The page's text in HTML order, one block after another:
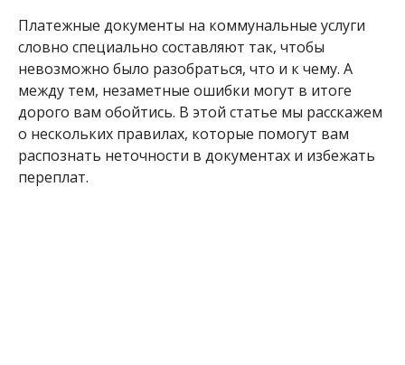
Платежные документы на коммунальные услуги
словно специально составляют так, чтобы
невозможно было разобраться, что и к чему. А
между тем, незаметные ошибки могут в итоге
дорого вам обойтись. В этой статье мы расскажем
о нескольких правилах, которые помогут вам
распознать неточности в документах и избежать
переплат.